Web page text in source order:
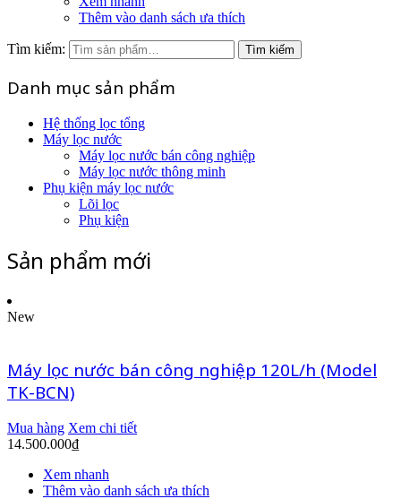
Thêm vào danh sách ưa thích
Tìm kiếm: Tìm kiếm
Danh mục sản phẩm
Hệ thống lọc tổng
Máy lọc nước
Máy lọc nước bán công nghiệp
Máy lọc nước thông minh
Phụ kiện máy lọc nước
Lõi lọc
Phụ kiện
Sản phẩm mới
New
Máy lọc nước bán công nghiệp 120L/h (Model
TK-BCN)
Mua hàng Xem chi tiết
14.500.000₫
Xem nhanh
Thêm vào danh sách ưa thích